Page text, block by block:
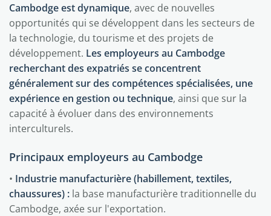
Cambodge est dynamique, avec de nouvelles
opportunités qui se développent dans les secteurs de
la technologie, du tourisme et des projets de
développement. Les employeurs au Cambodge
recherchant des expatriés se concentrent
généralement sur des compétences spécialisées, une
expérience en gestion ou technique, ainsi que sur la
capacité à évoluer dans des environnements
interculturels.
Principaux employeurs au Cambodge
• Industrie manufacturière (habillement, textiles,
chaussures) : la base manufacturière traditionnelle du
Cambodge, axée sur l'exportation.